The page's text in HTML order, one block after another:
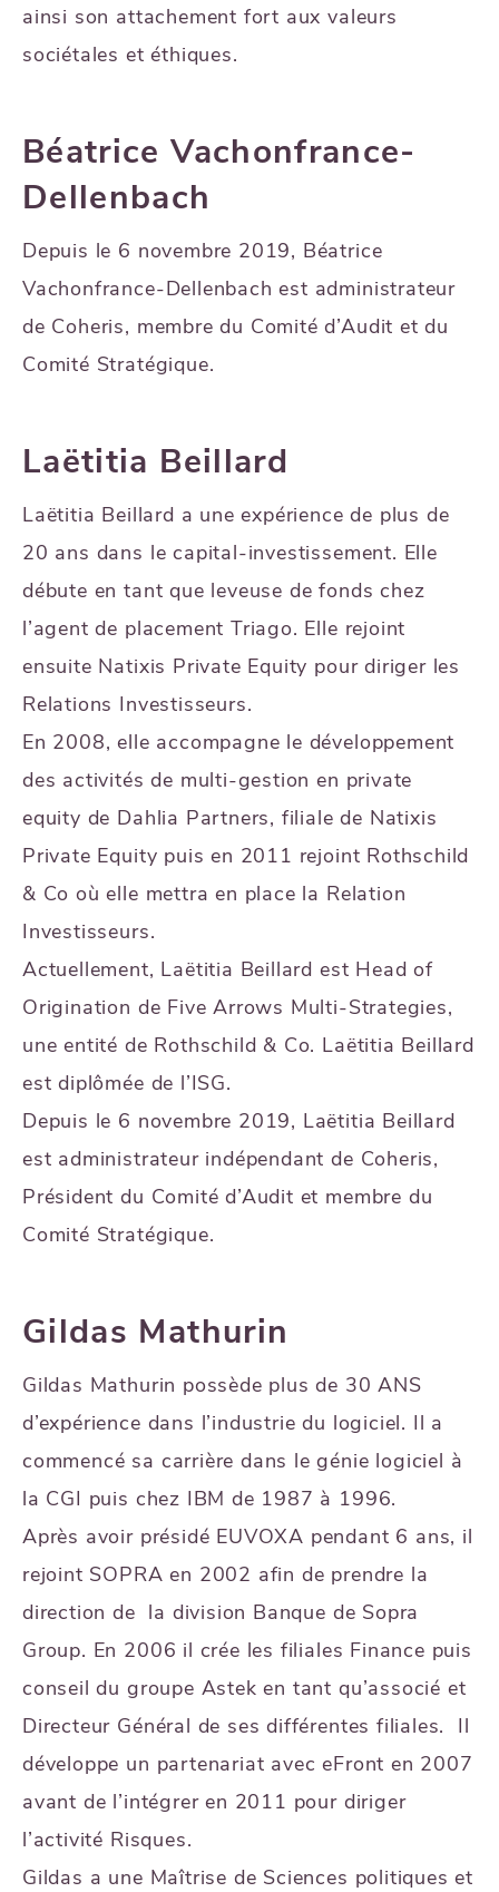
ainsi son attachement fort aux valeurs
sociétales et éthiques.
Béatrice Vachonfrance-
Dellenbach
Depuis le 6 novembre 2019, Béatrice
Vachonfrance-Dellenbach est administrateur
de Coheris, membre du Comité d’Audit et du
Comité Stratégique.
Laëtitia Beillard
Laëtitia Beillard a une expérience de plus de
20 ans dans le capital-investissement. Elle
débute en tant que leveuse de fonds chez
l’agent de placement Triago. Elle rejoint
ensuite Natixis Private Equity pour diriger les
Relations Investisseurs.
En 2008, elle accompagne le développement
des activités de multi-gestion en private
equity de Dahlia Partners, filiale de Natixis
Private Equity puis en 2011 rejoint Rothschild
& Co où elle mettra en place la Relation
Investisseurs.
Actuellement, Laëtitia Beillard est Head of
Origination de Five Arrows Multi-Strategies,
une entité de Rothschild & Co. Laëtitia Beillard
est diplômée de l’ISG.
Depuis le 6 novembre 2019, Laëtitia Beillard
est administrateur indépendant de Coheris,
Président du Comité d’Audit et membre du
Comité Stratégique.
Gildas Mathurin
Gildas Mathurin possède plus de 30 ANS
d’expérience dans l’industrie du logiciel. Il a
commencé sa carrière dans le génie logiciel à
la CGI puis chez IBM de 1987 à 1996.
Après avoir présidé EUVOXA pendant 6 ans, il
rejoint SOPRA en 2002 afin de prendre la
direction de la division Banque de Sopra
Group. En 2006 il crée les filiales Finance puis
conseil du groupe Astek en tant qu’associé et
Directeur Général de ses différentes filiales. Il
développe un partenariat avec eFront en 2007
avant de l’intégrer en 2011 pour diriger
l’activité Risques.
Gildas a une Maîtrise de Sciences politiques et